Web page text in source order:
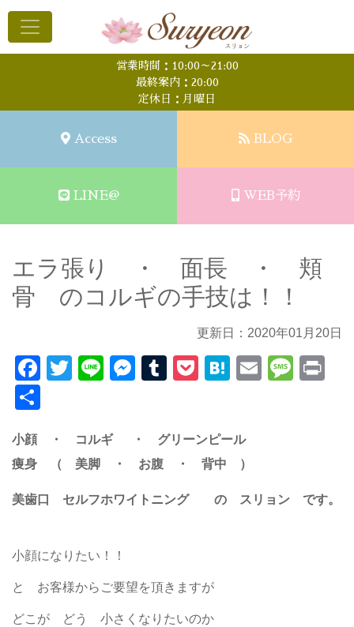
営業時間：10:00～21:00
最終案内：20:00
定休日：月曜日
Access BLOG
LINE@ WEB予約
エラ張り ・ 面長 ・ 頬
骨 のコルギの手技は！！
更新日：2020年01月20日
Facebook
TwitterLineMessenger
Tumblr
Pocket
Hatena
Email
小顔 ・ コルギ ・ グリーンピール
痩身 （ 美脚 ・ お腹 ・ 背中 ）
美歯口 セルフホワイトニング の スリョン です。
小顔になりたい！！
と お客様からご要望を頂きますが
どこが どう 小さくなりたいのか